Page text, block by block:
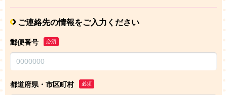
ご連絡先の情報をご入力ください
郵便番号 必須
都道府県・市区町村 必須